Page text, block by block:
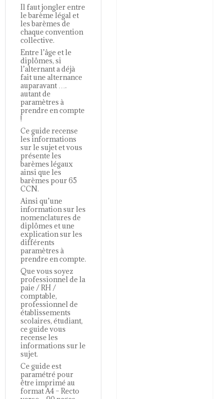
Il faut jongler entre
le barème légal et
les barèmes de
chaque convention
collective.
Entre l’âge et le
diplômes, si
l’alternant a déjà
fait une alternance
auparavant ….
autant de
paramètres à
prendre en compte
!
Ce guide recense
les informations
sur le sujet et vous
présente les
barèmes légaux
ainsi que les
barèmes pour 65
CCN.
Ainsi qu’une
information sur les
nomenclatures de
diplômes et une
explication sur les
différents
paramètres à
prendre en compte.
Que vous soyez
professionnel de la
paie / RH /
comptable,
professionnel de
établissements
scolaires, étudiant,
ce guide vous
recense les
informations sur le
sujet.
Ce guide est
paramétré pour
être imprimé au
format A4 – Recto